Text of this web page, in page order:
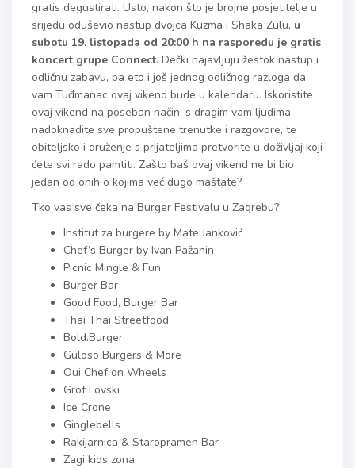
gratis degustirati. Usto, nakon što je brojne posjetitelje u
srijedu oduševio nastup dvojca Kuzma i Shaka Zulu, u
subotu 19. listopada od 20:00 h na rasporedu je gratis
koncert grupe Connect. Dečki najavljuju žestok nastup i
odličnu zabavu, pa eto i još jednog odličnog razloga da
vam Tuđmanac ovaj vikend bude u kalendaru. Iskoristite
ovaj vikend na poseban način: s dragim vam ljudima
nadoknadite sve propuštene trenutke i razgovore, te
obiteljsko i druženje s prijateljima pretvorite u doživljaj koji
ćete svi rado pamtiti. Zašto baš ovaj vikend ne bi bio
jedan od onih o kojima već dugo maštate?
Tko vas sve čeka na Burger Festivalu u Zagrebu?
Institut za burgere by Mate Janković
Chef’s Burger by Ivan Pažanin
Picnic Mingle & Fun
Burger Bar
Good Food, Burger Bar
Thai Thai Streetfood
Bold.Burger
Guloso Burgers & More
Oui Chef on Wheels
Grof Lovski
Ice Crone
Ginglebells
Rakijarnica & Staropramen Bar
Zagi kids zona